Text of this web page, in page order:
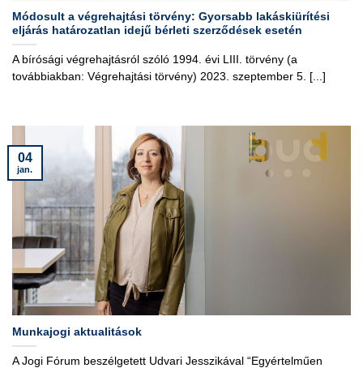
Módosult a végrehajtási törvény: Gyorsabb lakáskiürítési
eljárás határozatlan idejű bérleti szerződések esetén
A bírósági végrehajtásról szóló 1994. évi LIII. törvény (a
továbbiakban: Végrehajtási törvény) 2023. szeptember 5. [...]
Munkajogi aktualitások
A Jogi Fórum beszélgetett Udvari Jesszikával “Egyértelműen
04
jan.